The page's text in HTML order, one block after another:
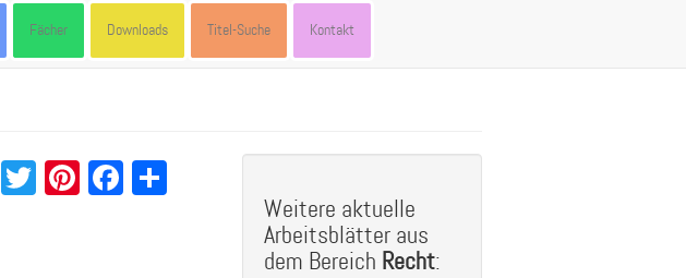
Fächer Downloads Titel-Suche Kontakt
WhatsApp
Twitter
Pinterest
Facebook
Share
Weitere aktuelle
Arbeitsblätter aus
dem Bereich Recht: